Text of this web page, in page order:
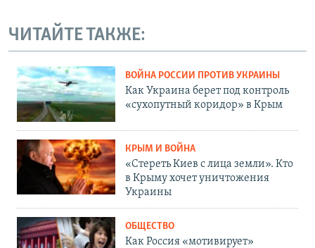
ЧИТАЙТЕ ТАКЖЕ:
ВОЙНА РОССИИ ПРОТИВ УКРАИНЫ
Как Украина берет под контроль
«сухопутный коридор» в Крым
КРЫМ И ВОЙНА
«Стереть Киев с лица земли». Кто
в Крыму хочет уничтожения
Украины
ОБЩЕСТВО
Как Россия «мотивирует»